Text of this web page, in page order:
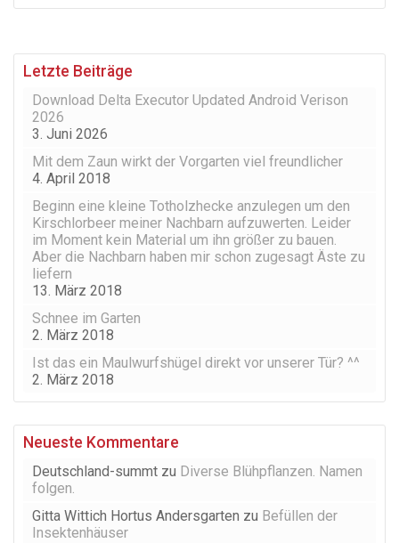
Letzte Beiträge
Download Delta Executor Updated Android Verison
2026
3. Juni 2026
Mit dem Zaun wirkt der Vorgarten viel freundlicher
4. April 2018
Beginn eine kleine Totholzhecke anzulegen um den
Kirschlorbeer meiner Nachbarn aufzuwerten. Leider
im Moment kein Material um ihn größer zu bauen.
Aber die Nachbarn haben mir schon zugesagt Äste zu
liefern
13. März 2018
Schnee im Garten
2. März 2018
Ist das ein Maulwurfshügel direkt vor unserer Tür? ^^
2. März 2018
Neueste Kommentare
Deutschland-summt zu Diverse Blühpflanzen. Namen
folgen.
Gitta Wittich Hortus Andersgarten zu Befüllen der
Insektenhäuser